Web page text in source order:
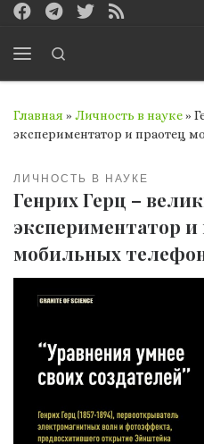
Перейти к содержимому
Главная » Личность в науке»
экспериментатор и праотец
ЛИЧНОСТЬ В НАУКЕ
Генрих Герц –
экспериментатор и
мобильных